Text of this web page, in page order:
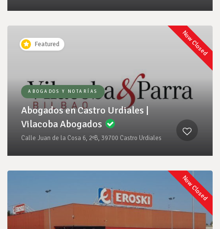
Featured Now Closed
ABOGADOS Y NOTARÍAS
Abogados en Castro Urdiales |
Vilacoba Abogados
Calle Juan de la Cosa 6, 2ºB, 39700 Castro Urdiales
Now Closed